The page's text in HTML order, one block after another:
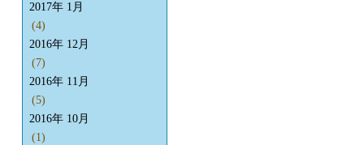
2017年 1月
(4)
2016年 12月
(7)
2016年 11月
(5)
2016年 10月
(1)